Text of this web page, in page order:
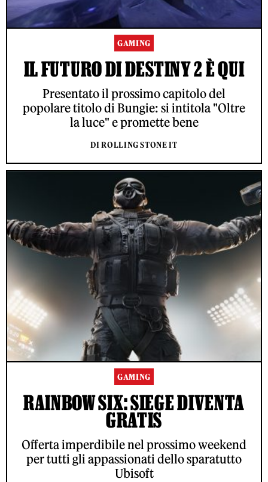
GAMING
IL FUTURO DI DESTINY 2 È QUI
Presentato il prossimo capitolo del
popolare titolo di Bungie: si intitola "Oltre
la luce" e promette bene
DI ROLLING STONE IT
GAMING
RAINBOW SIX: SIEGE DIVENTA
GRATIS
Offerta imperdibile nel prossimo weekend
per tutti gli appassionati dello sparatutto
Ubisoft